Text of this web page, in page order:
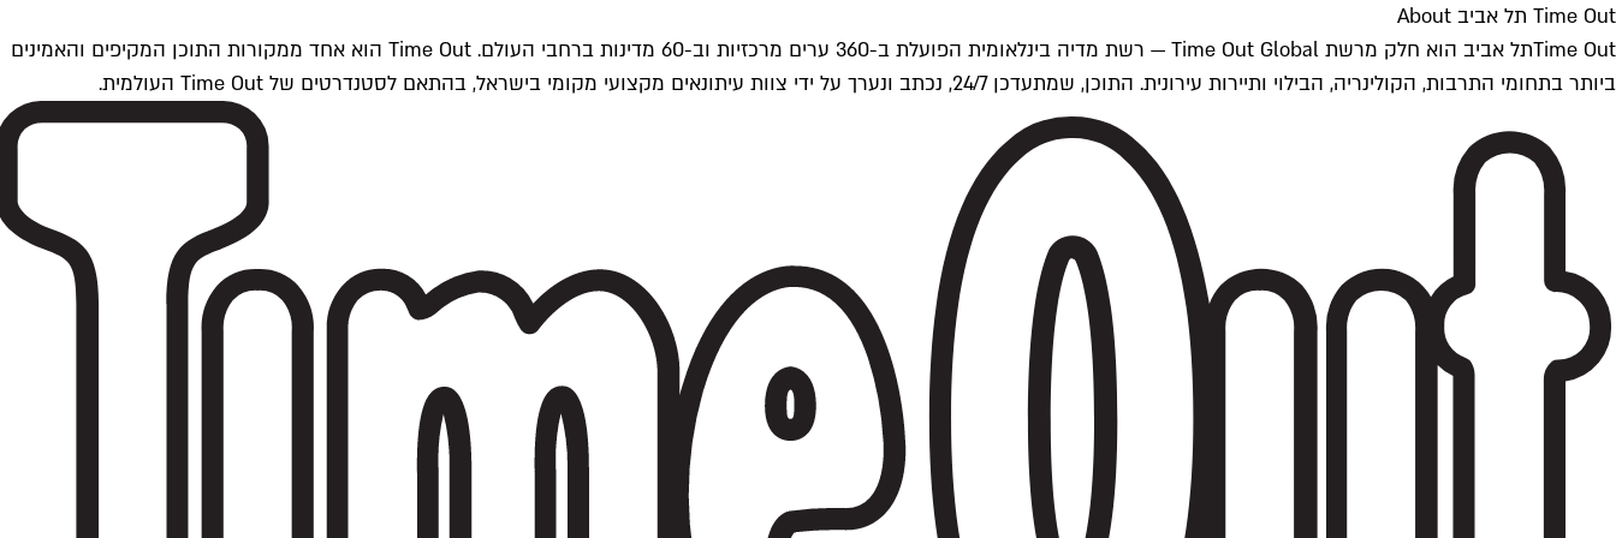
Time Out תל אביב About
Time Outתל אביב הוא חלק מרשת Time Out Global — רשת מדיה בינלאומית הפועלת ב-360 ערים מרכזיות וב-60 מדינות ברחבי העולם. Time Out הוא אחד ממקורות התוכן המקיפים והאמינים
ביותר בתחומי התרבות, הקולינריה, הבילוי ותיירות עירונית. התוכן, שמתעדכן 24/7, נכתב ונערך על ידי צוות עיתונאים מקצועי מקומי בישראל, בהתאם לסטנדרטים של Time Out העולמית.